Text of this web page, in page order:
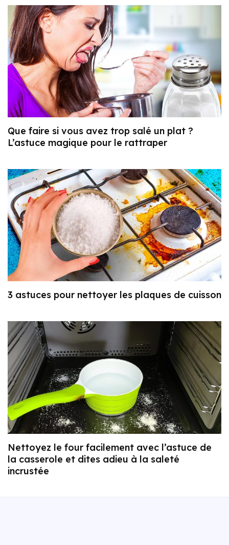
Que faire si vous avez trop salé un plat ?
L’astuce magique pour le rattraper
3 astuces pour nettoyer les plaques de cuisson
Nettoyez le four facilement avec l’astuce de
la casserole et dites adieu à la saleté
incrustée